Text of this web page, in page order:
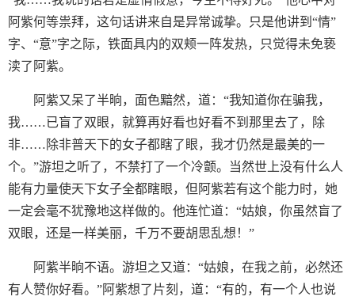
阿紫何等祟拜，这句话讲来自是异常诚挚。只是他讲到“情”
字、“意”字之际，铁面具内的双颊一阵发热，只觉得未免亵
渎了阿紫。
阿紫又呆了半晌，面色黯然，道：“我知道你在骗我，
我……已盲了双眼，就算再好看也好看不到那里去了，除
非……除非普天下的女子都瞎了眼，我才仍然是最美的一
个。”游坦之听了，不禁打了一个冷颤。当然世上没有什么人
能有力量使天下女子全都瞎眼，但阿紫若有这个能力时，她
一定会毫不犹豫地这样做的。他连忙道：“姑娘，你虽然盲了
双眼，还是一样美丽，千万不要胡思乱想！”
阿紫半晌不语。游坦之又道：“姑娘，在我之前，必然还
有人赞你好看。”阿紫想了片刻，道：“有的，有一个人也说